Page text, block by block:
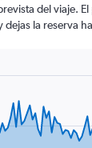
del viaje.
la reserva